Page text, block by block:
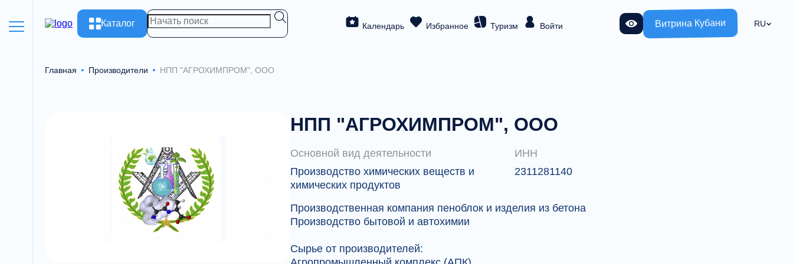
Каталог Календарь Избранное Туризм Войти Витрина Кубани RU
Главная Производители НПП "АГРОХИМПРОМ", ООО
НПП "АГРОХИМПРОМ", ООО
Основной вид деятельности
Производство химических веществ и
химических продуктов
ИНН
2311281140
Производственная компания пеноблок и изделия из бетона
Производство бытовой и автохимии
Сырье от производителей: